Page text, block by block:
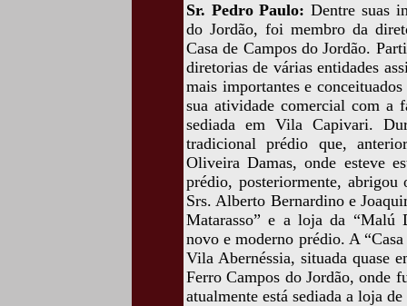
Sr. Pedro Paulo: Dentre suas
do Jordão, foi membro da
Casa de Campos do Jordão.
diretorias de várias entidades
mais importantes e
sua atividade comercial com a
sediada em Vila Capivari.
tradicional prédio que,
Oliveira Damas, onde esteve
prédio, posteriormente, abrigou
Srs. Alberto Bernardino e
Matarasso” e a loja da “Malú
novo e moderno prédio. A
Vila Abernéssia, situada quase
Ferro Campos do Jordão, onde
atualmente está sediada a loja